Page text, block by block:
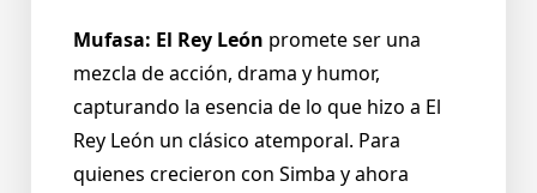
Mufasa: El Rey León promete ser una
mezcla de acción, drama y humor,
capturando la esencia de lo que hizo a El
Rey León un clásico atemporal. Para
quienes crecieron con Simba y ahora